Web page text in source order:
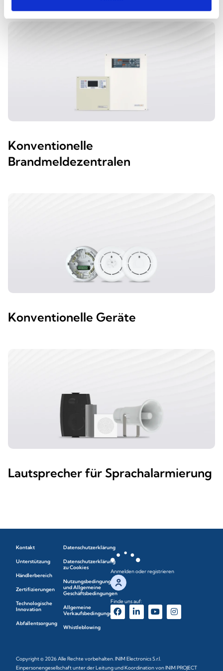
Konventionelle
Brandmeldezentralen
Konventionelle Geräte
Lautsprecher für Sprachalarmierung
Kontakt
Unterstützung
Händlerbereich
Zertifizierungen
Technologische
Innovation
Abfallentsorgung
Datenschutzerklärung
Datenschutzerklärung
zu Cookies
Nutzungsbedingungen
und Allgemeine
Geschäftsbedingungen
Allgemeine
Verkaufsbedingungen
Whistleblowing
Anmelden oder registrieren
Finde uns auf:
Copyright © 2026 Alle Rechte vorbehalten. INIM Electronics S.r.l.
Einpersonengesellschaft unter der Leitung und Koordination von INIM PROJECT